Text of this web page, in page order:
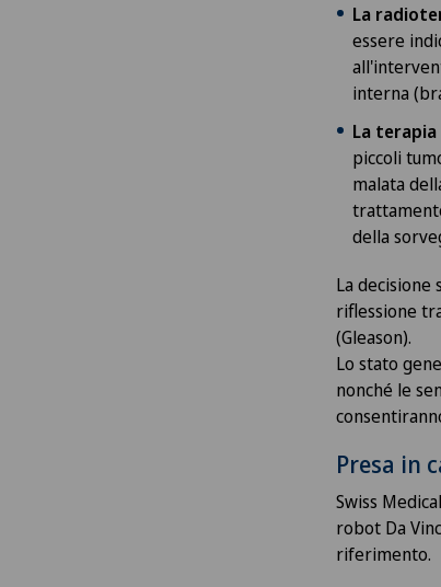
La
essere
interna
La
piccoli
malata
della
La
riflessione
(Gleason).
Lo stato
nonché le
Presa in
Swiss
robot Da
riferimento.